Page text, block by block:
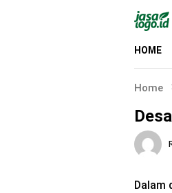
HOME
Home
Dalam